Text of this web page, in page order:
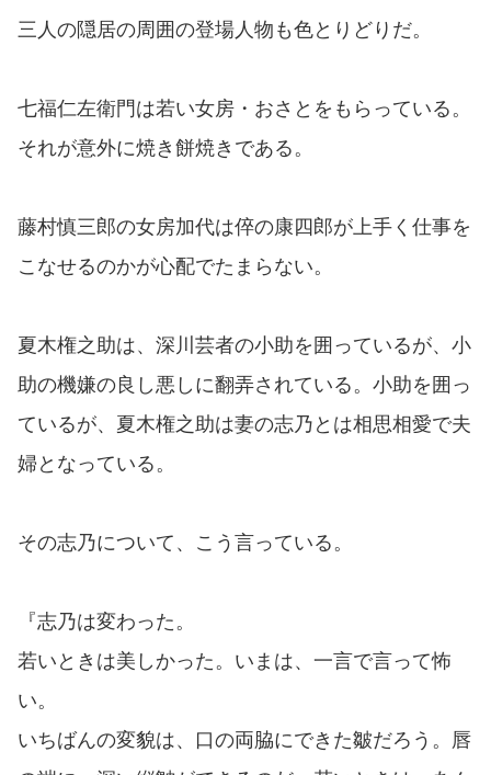
三人の隠居の周囲の登場人物も色とりどりだ。
七福仁左衛門は若い女房・おさとをもらっている。
それが意外に焼き餅焼きである。
藤村慎三郎の女房加代は倅の康四郎が上手く仕事を
こなせるのかが心配でたまらない。
夏木権之助は、深川芸者の小助を囲っているが、小
助の機嫌の良し悪しに翻弄されている。小助を囲っ
ているが、夏木権之助は妻の志乃とは相思相愛で夫
婦となっている。
その志乃について、こう言っている。
『志乃は変わった。
若いときは美しかった。いまは、一言で言って怖
い。
いちばんの変貌は、口の両脇にできた皺だろう。唇